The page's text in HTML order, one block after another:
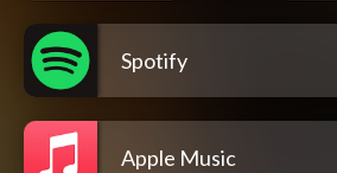
Spotify
Apple Music